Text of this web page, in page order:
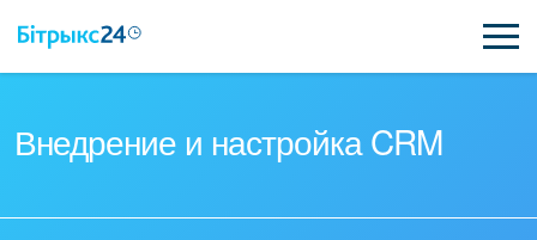
Внедрение и настройка CRM